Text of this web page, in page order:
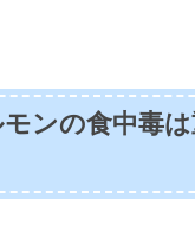
ンの食中毒